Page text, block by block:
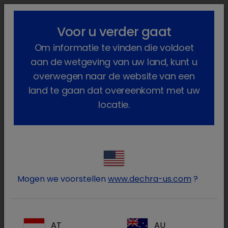
lock_outline search menu
Gezelschapsdieren
SPECIFIC Intensive Support
lockLog in op uw Dechra
Voor u verder gaat
Om informatie te vinden die voldoet
aan de wetgeving van uw land, kunt u
overwegen naar de website van een
land te gaan dat overeenkomt met uw
locatie.
Mogen we voorstellen www.dechra-us.com ?
AT AU